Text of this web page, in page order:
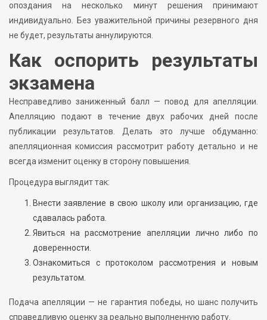
опоздания на несколько минут решения принимают
индивидуально. Без уважительной причины резервного дня
не будет, результаты аннулируются.
Как оспорить результаты
экзамена
Несправедливо заниженный балл — повод для апелляции.
Апелляцию подают в течение двух рабочих дней после
публикации результатов. Делать это лучше обдуманно:
апелляционная комиссия рассмотрит работу детально и не
всегда изменит оценку в сторону повышения.
Процедура выглядит так:
Внести заявление в свою школу или организацию, где
сдавалась работа.
Явиться на рассмотрение апелляции лично либо по
доверенности.
Ознакомиться с протоколом рассмотрения и новым
результатом.
Подача апелляции — не гарантия победы, но шанс получить
справедливую оценку за реально выполненную работу.